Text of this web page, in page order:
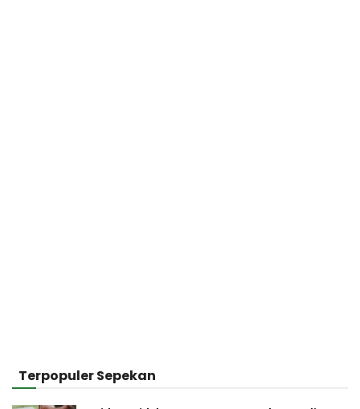
Terpopuler Sepekan